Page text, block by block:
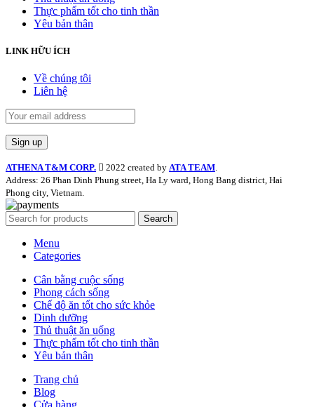
Thực phẩm tốt cho tinh thần
Yêu bản thân
LINK HỮU ÍCH
Về chúng tôi
Liên hệ
ATHENA T&M CORP. 2022 created by ATA TEAM.
Address: 26 Phan Dinh Phung street, Ha Ly ward, Hong Bang district, Hai
Phong city, Vietnam.
Search
Menu
Categories
Cân bằng cuộc sống
Phong cách sống
Chế độ ăn tốt cho sức khỏe
Dinh dưỡng
Thủ thuật ăn uống
Thực phẩm tốt cho tinh thần
Yêu bản thân
Trang chủ
Blog